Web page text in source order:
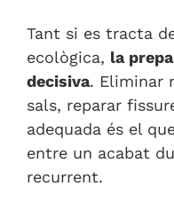
Tant si es tracta
ecològica, la
decisiva. Eliminar
sals, reparar
adequada és el
entre un acabat
recurrent.